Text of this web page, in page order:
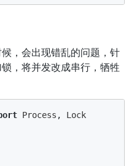
，会出现错乱的问题，针
，将并发改成串行，牺牲
Process ,
Lock